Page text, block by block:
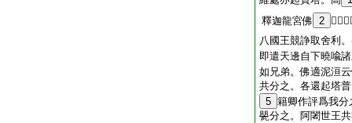
釋迦龍宮佛 2
𣯃塔
八國王競諍取舍利
即遣天邊自下曉喩
如兄弟。佛適泥洹
共分之。各還起塔
5 籍卿作評爲我
甖分之。阿闍世王